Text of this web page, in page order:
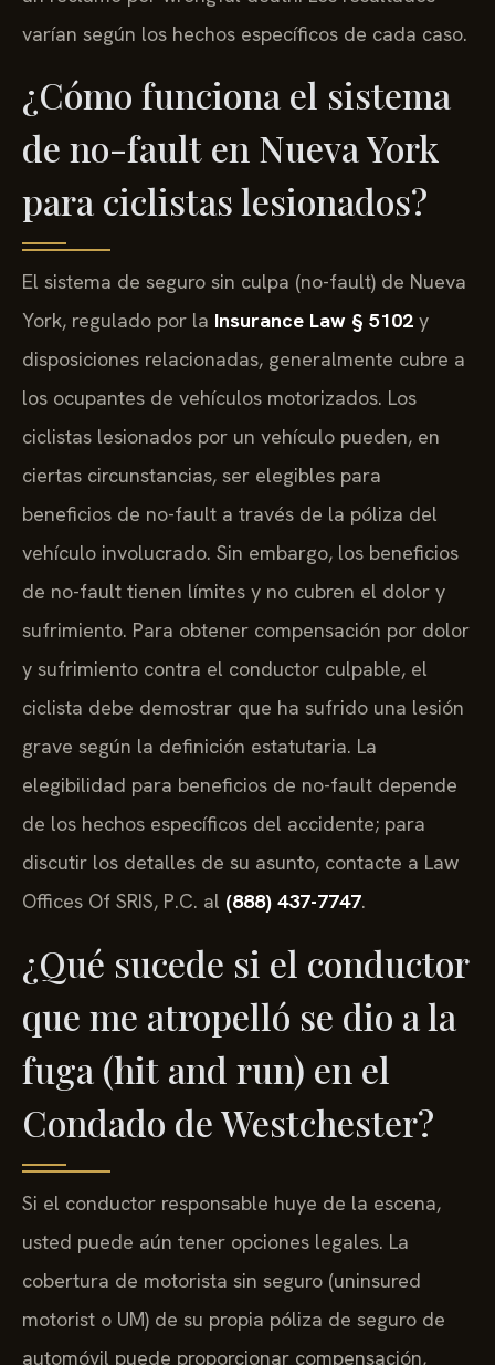
varían según los hechos específicos de cada caso.
¿Cómo funciona el sistema
de no-fault en Nueva York
para ciclistas lesionados?
El sistema de seguro sin culpa (no-fault) de Nueva
York, regulado por la Insurance Law § 5102 y
disposiciones relacionadas, generalmente cubre a
los ocupantes de vehículos motorizados. Los
ciclistas lesionados por un vehículo pueden, en
ciertas circunstancias, ser elegibles para
beneficios de no-fault a través de la póliza del
vehículo involucrado. Sin embargo, los beneficios
de no-fault tienen límites y no cubren el dolor y
sufrimiento. Para obtener compensación por dolor
y sufrimiento contra el conductor culpable, el
ciclista debe demostrar que ha sufrido una lesión
grave según la definición estatutaria. La
elegibilidad para beneficios de no-fault depende
de los hechos específicos del accidente; para
discutir los detalles de su asunto, contacte a Law
Offices Of SRIS, P.C. al (888) 437-7747.
¿Qué sucede si el conductor
que me atropelló se dio a la
fuga (hit and run) en el
Condado de Westchester?
Si el conductor responsable huye de la escena,
usted puede aún tener opciones legales. La
cobertura de motorista sin seguro (uninsured
motorist o UM) de su propia póliza de seguro de
automóvil puede proporcionar compensación,